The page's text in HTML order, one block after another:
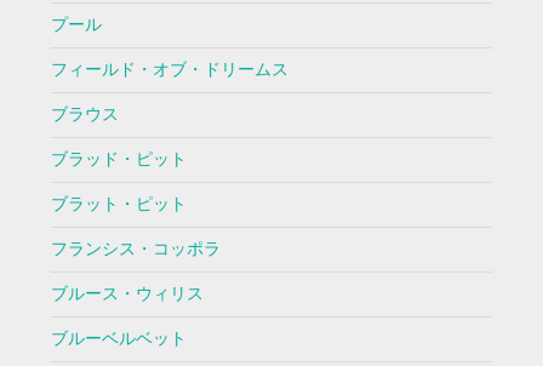
プール
フィールド・オブ・ドリームス
ブラウス
ブラッド・ピット
ブラット・ピット
フランシス・コッポラ
ブルース・ウィリス
ブルーベルベット